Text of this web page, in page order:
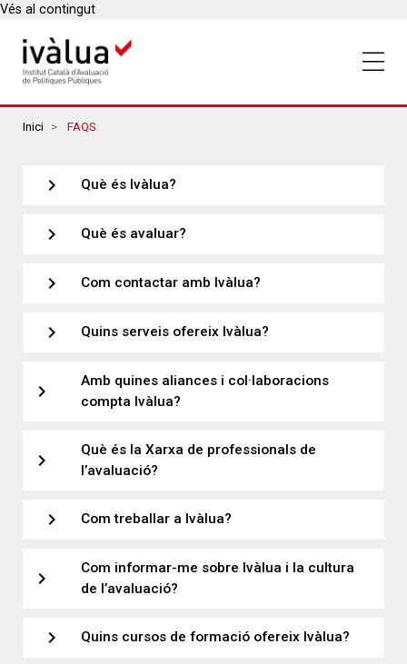
Vés al contingut
Breadcrumbs
Inici FAQS
expand_more Què és Ivàlua?
expand_more Què és avaluar?
expand_more Com contactar amb Ivàlua?
expand_more Quins serveis ofereix Ivàlua?
expand_more
Amb quines aliances i col·laboracions
compta Ivàlua?
expand_more
Què és la Xarxa de professionals de
l’avaluació?
expand_more Com treballar a Ivàlua?
expand_more
Com informar-me sobre Ivàlua i la cultura
de l’avaluació?
expand_more Quins cursos de formació ofereix Ivàlua?